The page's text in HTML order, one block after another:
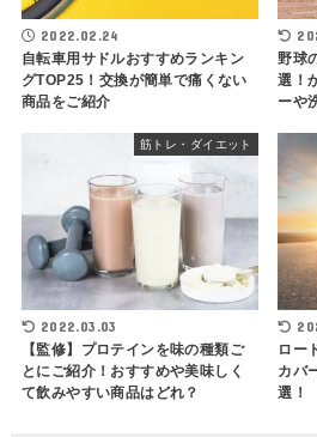
2022.02.24
自転車用サドルおすすめランキン
グTOP25！交換が簡単で痛くない
商品をご紹介
野球
選！
ーや
筋トレ・ダイエット
2022.03.03
【監修】プロテインを味の種類ご
とにご紹介！おすすめや美味しく
て飲みやすい商品はどれ？
ロー
カバ
選！